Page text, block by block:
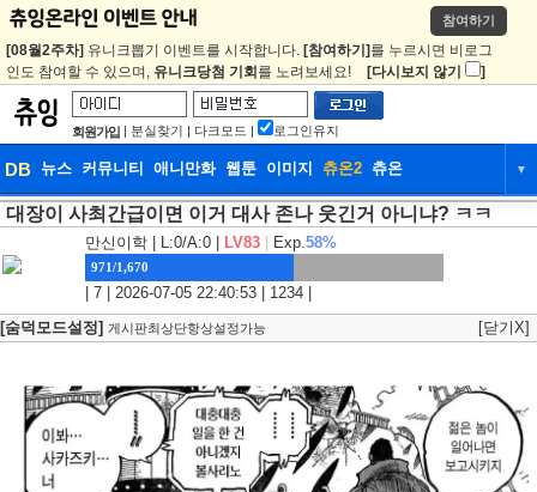
참여하기
[08월2주차] 유니크뽑기 이벤트를 시작합니다. [참여하기] 를 누르시면 비로그
인도 참여할 수 있으며, 유니크당첨 기회 를 노려보세요! [다시보지 않기 ]
회원가입 | 분실찾기 | 다크모드 | 로그인유지
DB 뉴스 커뮤니티 애니만화 웹툰 이미지 츄온2 츄온 ▼
DB 뉴스 커뮤니티 애니만화
웹툰 이미지 츄온2
대장이 사최간급이면 이거 대사 존나 웃긴거 아니냐? ㅋㅋ
만신이학 | L:0/A:0 | LV83 Exp.58%
971/1,670
| 7 | 2026-07-05 22:40:53 | 1234 |
[숨덕모드설정] 게시판최상단항상설정가능 [닫기X]